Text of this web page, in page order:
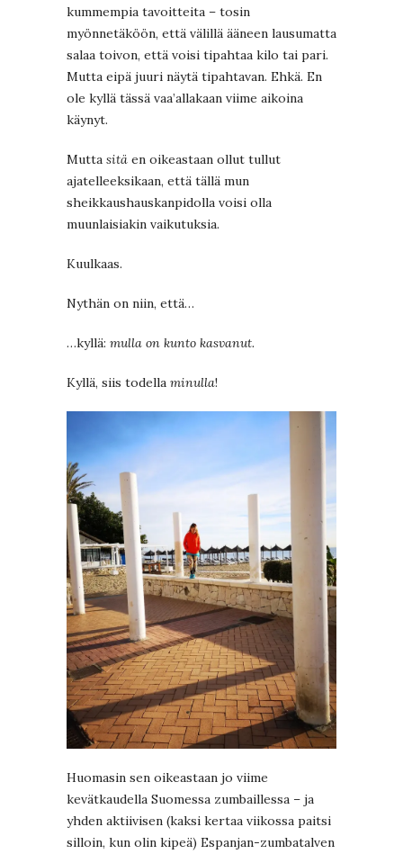
kummempia tavoitteita – tosin
myönnetäköön, että välillä ääneen lausumatta
salaa toivon, että voisi tipahtaa kilo tai pari.
Mutta eipä juuri näytä tipahtavan. Ehkä. En
ole kyllä tässä vaa’allakaan viime aikoina
käynyt.
Mutta sitä en oikeastaan ollut tullut
ajatelleeksikaan, että tällä mun
sheikkaushauskanpidolla voisi olla
muunlaisiakin vaikutuksia.
Kuulkaas.
Nythän on niin, että…
…kyllä: mulla on kunto kasvanut.
Kyllä, siis todella minulla!
Huomasin sen oikeastaan jo viime
kevätkaudella Suomessa zumbaillessa – ja
yhden aktiivisen (kaksi kertaa viikossa paitsi
silloin, kun olin kipeä) Espanjan-zumbatalven